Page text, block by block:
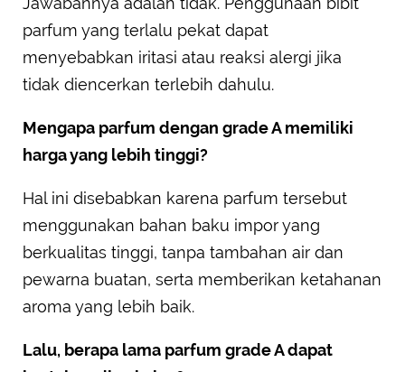
parfum yang terlalu pekat dapat
menyebabkan iritasi atau reaksi alergi jika
tidak diencerkan terlebih dahulu.
Mengapa parfum dengan grade A memiliki
harga yang lebih tinggi?
Hal ini disebabkan karena parfum tersebut
menggunakan bahan baku impor yang
berkualitas tinggi, tanpa tambahan air dan
pewarna buatan, serta memberikan ketahanan
aroma yang lebih baik.
Lalu, berapa lama parfum grade A dapat